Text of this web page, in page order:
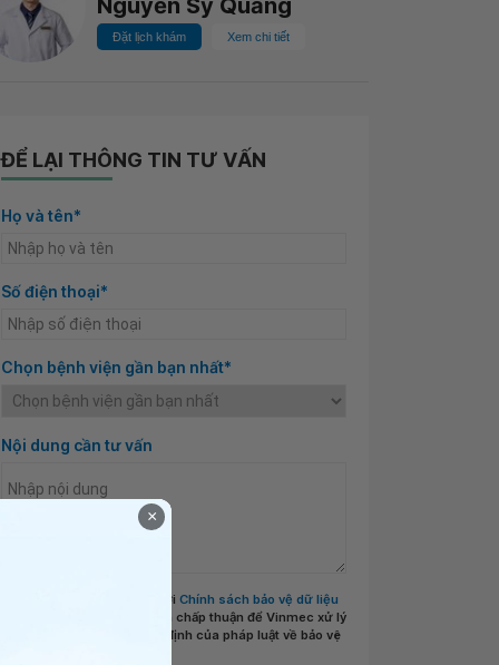
Nguyễn Sỹ Quảng
Đặt lịch khám Xem chi tiết
ĐỂ LẠI THÔNG TIN TƯ VẤN
Họ và tên*
Số điện thoại*
Chọn bệnh viện gần bạn nhất*
Nội dung cần tư vấn
Tôi đã đọc và đồng ý với Chính sách bảo vệ dữ liệu
và chấp thuận để Vinmec xử lý
DLCN của tôi theo quy định của pháp luật về bảo vệ
×